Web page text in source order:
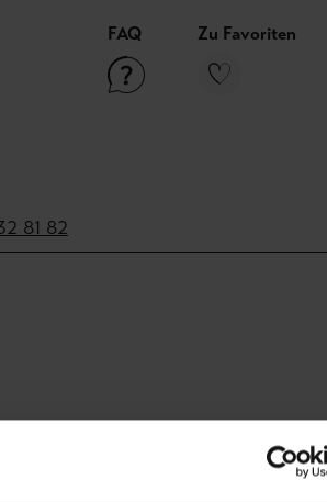
FAQ Zu Favoriten
81 82